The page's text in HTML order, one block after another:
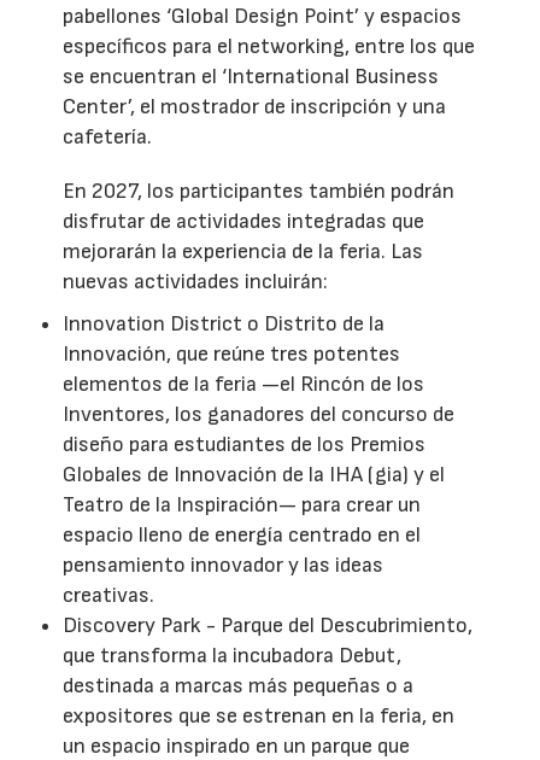
pabellones ‘Global Design Point’ y espacios
específicos para el networking, entre los que
se encuentran el ‘International Business
Center’, el mostrador de inscripción y una
cafetería.
En 2027, los participantes también podrán
disfrutar de actividades integradas que
mejorarán la experiencia de la feria. Las
nuevas actividades incluirán:
Innovation District o Distrito de la
Innovación, que reúne tres potentes
elementos de la feria —el Rincón de los
Inventores, los ganadores del concurso de
diseño para estudiantes de los Premios
Globales de Innovación de la IHA (gia) y el
Teatro de la Inspiración— para crear un
espacio lleno de energía centrado en el
pensamiento innovador y las ideas
creativas.
Discovery Park - Parque del Descubrimiento,
que transforma la incubadora Debut,
destinada a marcas más pequeñas o a
expositores que se estrenan en la feria, en
un espacio inspirado en un parque que